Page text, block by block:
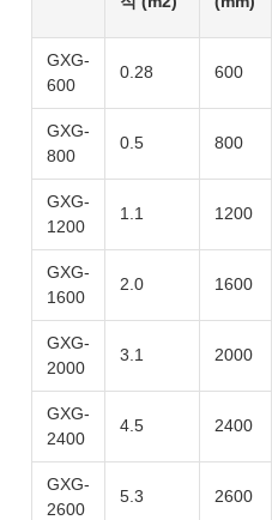
GXG-
600
0.28 600
GXG-
800
0.5 800
GXG-
1200
1.1 1200
GXG-
1600
2.0 1600
GXG-
2000
3.1 2000
GXG-
2400
4.5 2400
GXG-
2600
5.3 2600